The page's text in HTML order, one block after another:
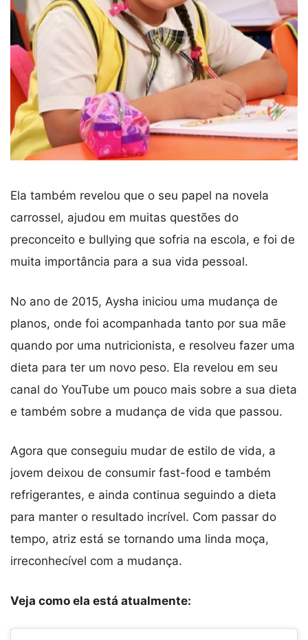
Ela também revelou que o seu papel na novela
carrossel, ajudou em muitas questões do
preconceito e bullying que sofria na escola, e foi de
muita importância para a sua vida pessoal.
No ano de 2015, Aysha iniciou uma mudança de
planos, onde foi acompanhada tanto por sua mãe
quando por uma nutricionista, e resolveu fazer uma
dieta para ter um novo peso. Ela revelou em seu
canal do YouTube um pouco mais sobre a sua dieta
e também sobre a mudança de vida que passou.
Agora que conseguiu mudar de estilo de vida, a
jovem deixou de consumir fast-food e também
refrigerantes, e ainda continua seguindo a dieta
para manter o resultado incrível. Com passar do
tempo, atriz está se tornando uma linda moça,
irreconhecível com a mudança.
Veja como ela está atualmente: